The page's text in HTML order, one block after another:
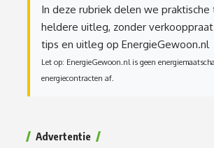
In deze rubriek delen we praktische
heldere uitleg, zonder
tips en uitleg op EnergieGewoon.nl
Let op: EnergieGewoon.nl is geen
energiecontracten af.
Advertentie